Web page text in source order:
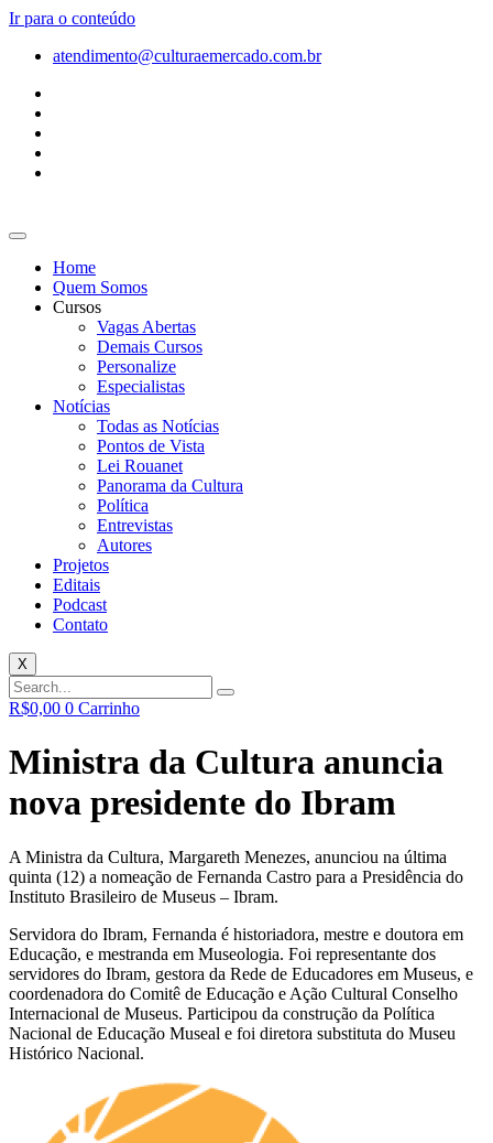
Ir para o conteúdo
atendimento@culturaemercado.com.br
Home
Quem Somos
Cursos
Vagas Abertas
Demais Cursos
Personalize
Especialistas
Notícias
Todas as Notícias
Pontos de Vista
Lei Rouanet
Panorama da Cultura
Política
Entrevistas
Autores
Projetos
Editais
Podcast
Contato
X
R$0,00 0 Carrinho
Ministra da Cultura anuncia
nova presidente do Ibram
A Ministra da Cultura, Margareth Menezes, anunciou na última
quinta (12) a nomeação de Fernanda Castro para a Presidência do
Instituto Brasileiro de Museus – Ibram.
Servidora do Ibram, Fernanda é historiadora, mestre e doutora em
Educação, e mestranda em Museologia. Foi representante dos
servidores do Ibram, gestora da Rede de Educadores em Museus, e
coordenadora do Comitê de Educação e Ação Cultural Conselho
Internacional de Museus. Participou da construção da Política
Nacional de Educação Museal e foi diretora substituta do Museu
Histórico Nacional.